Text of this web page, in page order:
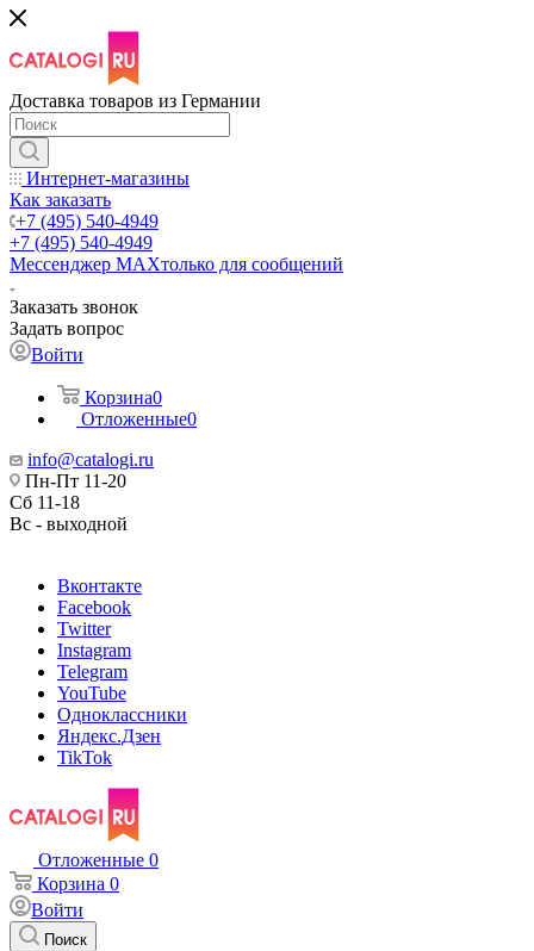
Доставка товаров из Германии
Интернет-магазины
Как заказать
+7 (495) 540-4949
+7 (495) 540-4949
Мессенджер МАХтолько для сообщений
Заказать звонок
Задать вопрос
Войти
Корзина0
Отложенные0
info@catalogi.ru
Пн-Пт 11-20
Сб 11-18
Вс - выходной
Вконтакте
Facebook
Twitter
Instagram
Telegram
YouTube
Одноклассники
Яндекс.Дзен
TikTok
Отложенные 0
Корзина 0
Войти
Поиск